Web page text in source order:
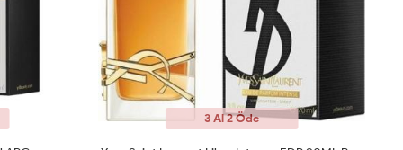
3 Al 2 Öde